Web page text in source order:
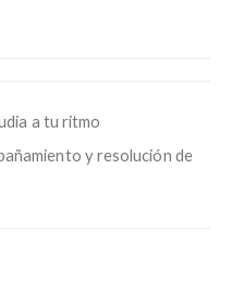
a tu ritmo
y resolución de